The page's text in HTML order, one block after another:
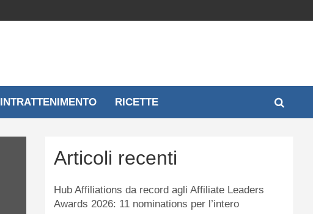
INTRATTENIMENTO RICETTE
Articoli recenti
Hub Affiliations da record agli Affiliate Leaders
Awards 2026: 11 nominations per l’intero